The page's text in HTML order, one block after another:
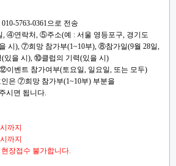
5763-0361으로 전송
연락처, ⑤주소(예 : 서울 영등포구, 경기도
시), ⑦희망 참가부(1~10부), ⑧참가일(9월 28일,
있을 시), ⑩클럽의 기력(있을 시)
벤트 참가여부(토요일, 일요일, 또는 모두)
은 ⑦희망 참가부(1~10부) 부분을
시면 됩니다.
까지
까지
장접수 불가합니다.